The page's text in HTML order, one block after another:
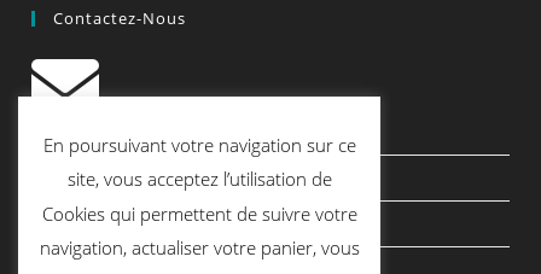
Contactez-Nous
contact@quiscrap.fr
Les Fiches Techniques et les Tutos
Le Blog
En poursuivant votre navigation sur ce
site, vous acceptez l’utilisation de
Cookies qui permettent de suivre votre
navigation, actualiser votre panier, vous